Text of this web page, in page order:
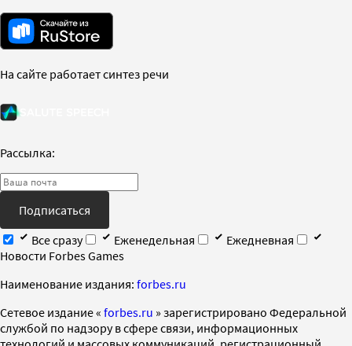
На сайте работает синтез речи
Рассылка:
Подписаться
Все сразу
Еженедельная
Ежедневная
Новости Forbes Games
Наименование издания: forbes.ru
Cетевое издание « forbes.ru » зарегистрировано Федеральной
службой по надзору в сфере связи, информационных